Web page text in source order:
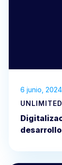
6 junio, 2024